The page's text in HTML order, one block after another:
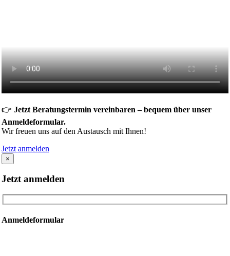
👉 Jetzt Beratungstermin vereinbaren – bequem über unser
Anmeldeformular.
Wir freuen uns auf den Austausch mit Ihnen!
Jetzt anmelden
×
Jetzt anmelden
Anmeldeformular